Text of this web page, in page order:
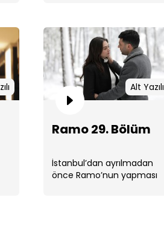
34. Bölüm
Ramo 33. Bölüm
Alt Yazılı
Ramo 29. Bölüm
İstanbul’dan ayrılmadan
önce Ramo’nun yapması